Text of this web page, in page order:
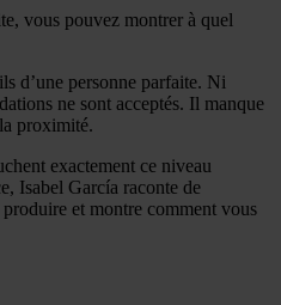
vous pouvez montrer à quel
d’une personne parfaite. Ni
ne sont acceptés. Il manque
proximité.
exactement ce niveau
Isabel García raconte de
et montre comment vous